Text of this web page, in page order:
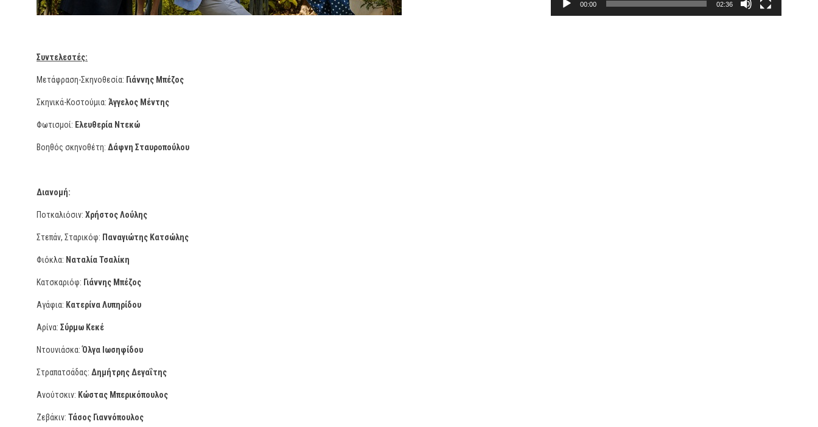
Συντελεστές:
Μετάφραση-Σκηνοθεσία: Γιάννης Μπέζος
Σκηνικά-Κοστούμια: Άγγελος Μέντης
Φωτισμοί: Ελευθερία Ντεκώ
Βοηθός σκηνοθέτη: Δάφνη Σταυροπούλου
Διανομή:
Πoτκαλιόσιν: Χρήστος Λούλης
Στεπάν, Σταρικόφ: Παναγιώτης Κατσώλης
Φιόκλα: Ναταλία Τσαλίκη
Κατσκαριόφ: Γιάννης Μπέζος
Αγάφια: Κατερίνα Λυπηρίδου
Αρίνα: Σύρμω Κεκέ
Ντουνιάσκα:Όλγα Ιωσηφίδου
Στραπατσάδας: Δημήτρης Δεγαΐτης
Ανούτσκιν: Κώστας Μπερικόπουλος
Ζεβάκιν: Τάσος Γιαννόπουλος
00:00 02:36